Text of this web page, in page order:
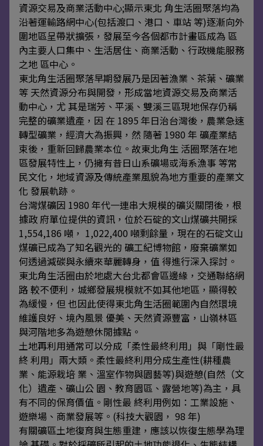
資源交易及商業活動中心;顯示東北 角生活圈聚落均為
沿著運輸路網中心(包括渡口、港口、車站 等)逐漸向外
圍地區呈帶狀擴張，發展至今各個都市計畫區成為 區
內主要人口集中、生活居住、商業活動、行政機能服務
之地 區中心。
東北角生活圈聚落早期發展乃是因著漁業、茶葉、礦業
等 天然資源分布與開發，形成當地資源交易及商業活
動中心，尤 其是瑞芳、平溪、雙溪三區現地保存仍稱
完整的礦業遺產，因 在 1895 年日治台灣後，農業急速
轉型礦業，經濟大為振興，然 隨著 1980 年 礦產業結
束後，重新回歸農業本位。故東北角生 活圈聚落在地
區發展特性上，仍擁有昔日山系礦場或海系漁事 等常
民文化，地域資源及傳統產業風貌為地方重要的產業文
化 發展軌跡。
台灣煤礦因 1980 年代一連串大規模的礦災關閉後，根
據政 府單位提供的資訊，位於石碇的文山煤礦共開採
1,554,186 噸， 1,022,400 噸剩餘量，現在的石碇文山
煤礦已成為了知名觀光的 礦工紀博物館，廢棄礦業如
何透過減碳與永續來華麗轉身，值 得進行深入探討。
東北角生活圈由於地處大台北都會區邊緣，交通聯絡網
路 較不便利，城鄉發展規模就不如其他地區，顯得較
為緩慢，但 也因此使得東北角生活圈範圍內自然環境
維護良好、境內風景 優美、天然資源豐富，山嶺林區
與河階地多為遊憩休閒據點。
土地再利用通常可以分成「柔性最終利用」與「剛性最
終 利用」兩大類。柔性最終利用分成生產性(耕種農
業、能源栽培 業、溫室作物與園藝等)與遊憩(自然（文
化）遺產、礦山公 園、教育園區、露營地等)為主，具
有不同的保育價值。剛性最 終利用例如：工業設施、
遊樂場、商業發展等。(科技大觀園， 98 年)
有關礦區土地復育與生態重建，應該以恢復生態學為理